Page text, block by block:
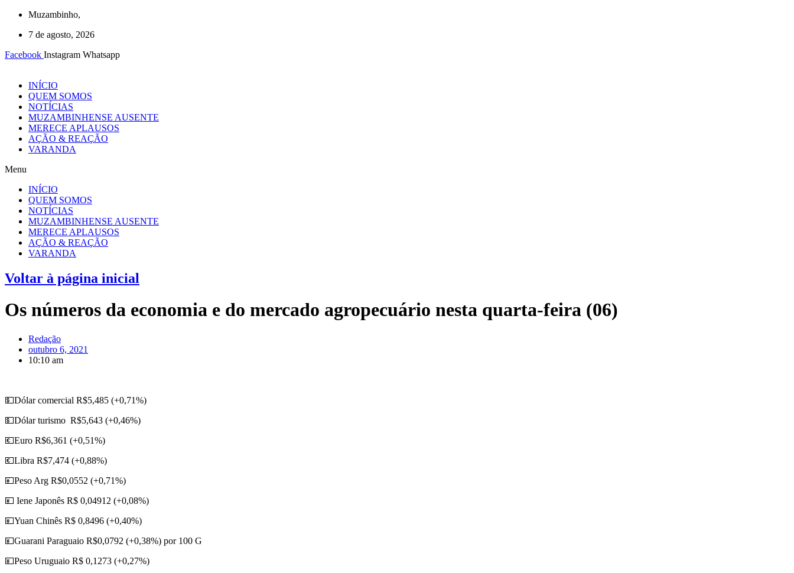
Muzambinho,
7 de agosto, 2026
Facebook Instagram Whatsapp
INÍCIO
QUEM SOMOS
NOTÍCIAS
MUZAMBINHENSE AUSENTE
MERECE APLAUSOS
AÇÃO & REAÇÃO
VARANDA
Menu
INÍCIO
QUEM SOMOS
NOTÍCIAS
MUZAMBINHENSE AUSENTE
MERECE APLAUSOS
AÇÃO & REAÇÃO
VARANDA
Voltar à página inicial
Os números da economia e do mercado agropecuário nesta quarta-feira (06)
Redação
outubro 6, 2021
10:10 am
💵Dólar comercial R$5,485 (+0,71%)
💵Dólar turismo R$5,643 (+0,46%)
💶Euro R$6,361 (+0,51%)
💶Libra R$7,474 (+0,88%)
💴Peso Arg R$0,0552 (+0,71%)
💴 Iene Japonês R$ 0,04912 (+0,08%)
💴Yuan Chinês R$ 0,8496 (+0,40%)
💴Guarani Paraguaio R$0,0792 (+0,38%) por 100 G
💴Peso Uruguaio R$ 0,1273 (+0,27%)